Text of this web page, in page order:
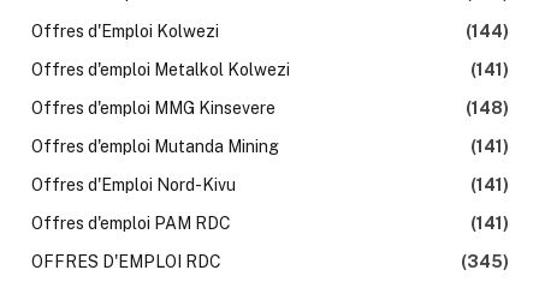
Offres d'Emploi Kolwezi
(144)
Offres d'emploi Metalkol Kolwezi
(141)
Offres d'emploi MMG Kinsevere
(148)
Offres d'emploi Mutanda Mining
(141)
Offres d'Emploi Nord-Kivu
(141)
Offres d'emploi PAM RDC
(141)
OFFRES D'EMPLOI RDC
(345)